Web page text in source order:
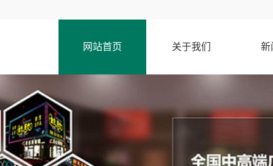
网站首页 关于我们 新